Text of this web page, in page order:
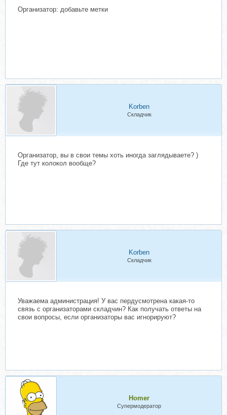
Организатор: добавьте метки
Korben
Складчик
Организатор, вы в свои темы хоть иногда заглядываете? )
Где тут колокол вообще?
Korben
Складчик
Уважаема администрация! У вас пердусмотрена какая-то
связь с организаторами складчин? Как получать ответы на
свои вопросы, если организаторы вас игнорируют?
Homer
Супермодератор